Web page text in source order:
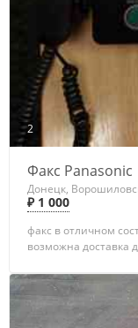
2
Факс Panasonic
Донецк,
₽ 1 000
факс в отличном
возможна доставка